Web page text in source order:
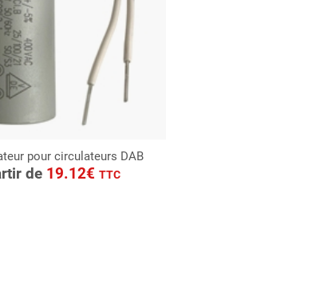
pour circulateurs DAB
de 19.12€ TTC
CONSULTER
Demande de devis